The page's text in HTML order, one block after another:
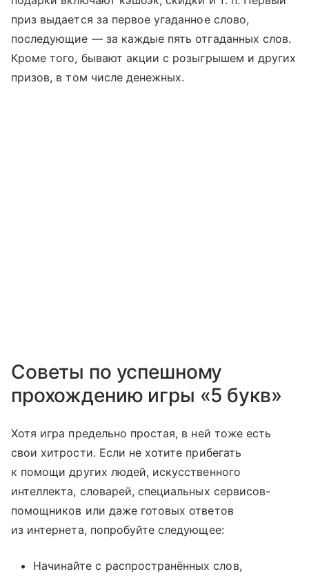
приз выдается за первое угаданное слово,
последующие — за каждые пять отгаданных слов.
Кроме того, бывают акции с розыгрышем и других
призов, в том числе денежных.
Советы по успешному
прохождению игры «5 букв»
Хотя игра предельно простая, в ней тоже есть
свои хитрости. Если не хотите прибегать
к помощи других людей, искусственного
интеллекта, словарей, специальных сервисов-
помощников или даже готовых ответов
из интернета, попробуйте следующее:
Начинайте с распространённых слов,